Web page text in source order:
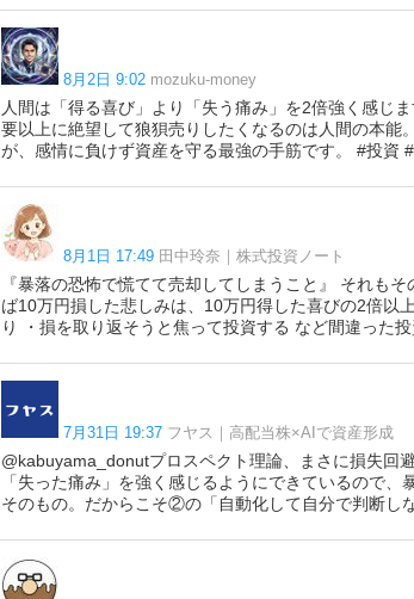
8月2日 9:02 mozuku-money
人間は「得る喜び」より「失う痛み」を2倍強く感じ
要以上に絶望して狼狽売りしたくなるのは人間の本
が、感情に負けず資産を守る最強の手筋です。 #投資
8月1日 17:49 田中玲奈｜株式投資ノート
『暴落の恐怖で慌てて売却してしまうこと』 それも
ば10万円損した悲しみは、10万円得した喜びの2倍以
り ・損を取り返そうと焦って投資する など間違った
7月31日 19:37 フヤス｜高配当株×AIで資産形成
@kabuyama_donutプロスペクト理論、まさに損失回
「失った痛み」を強く感じるようにできているので
そのもの。だからこそ②の「自動化して自分で判断し